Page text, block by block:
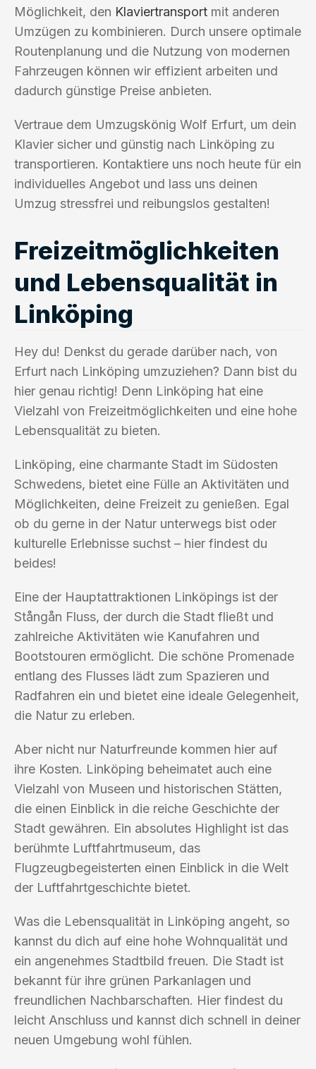
Möglichkeit, den Klaviertransport mit anderen
Umzügen zu kombinieren. Durch unsere optimale
Routenplanung und die Nutzung von modernen
Fahrzeugen können wir effizient arbeiten und
dadurch günstige Preise anbieten.
Vertraue dem Umzugskönig Wolf Erfurt, um dein
Klavier sicher und günstig nach Linköping zu
transportieren. Kontaktiere uns noch heute für ein
individuelles Angebot und lass uns deinen
Umzug stressfrei und reibungslos gestalten!
Freizeitmöglichkeiten
und Lebensqualität in
Linköping
Hey du! Denkst du gerade darüber nach, von
Erfurt nach Linköping umzuziehen? Dann bist du
hier genau richtig! Denn Linköping hat eine
Vielzahl von Freizeitmöglichkeiten und eine hohe
Lebensqualität zu bieten.
Linköping, eine charmante Stadt im Südosten
Schwedens, bietet eine Fülle an Aktivitäten und
Möglichkeiten, deine Freizeit zu genießen. Egal
ob du gerne in der Natur unterwegs bist oder
kulturelle Erlebnisse suchst – hier findest du
beides!
Eine der Hauptattraktionen Linköpings ist der
Stångån Fluss, der durch die Stadt fließt und
zahlreiche Aktivitäten wie Kanufahren und
Bootstouren ermöglicht. Die schöne Promenade
entlang des Flusses lädt zum Spazieren und
Radfahren ein und bietet eine ideale Gelegenheit,
die Natur zu erleben.
Aber nicht nur Naturfreunde kommen hier auf
ihre Kosten. Linköping beheimatet auch eine
Vielzahl von Museen und historischen Stätten,
die einen Einblick in die reiche Geschichte der
Stadt gewähren. Ein absolutes Highlight ist das
berühmte Luftfahrtmuseum, das
Flugzeugbegeisterten einen Einblick in die Welt
der Luftfahrtgeschichte bietet.
Was die Lebensqualität in Linköping angeht, so
kannst du dich auf eine hohe Wohnqualität und
ein angenehmes Stadtbild freuen. Die Stadt ist
bekannt für ihre grünen Parkanlagen und
freundlichen Nachbarschaften. Hier findest du
leicht Anschluss und kannst dich schnell in deiner
neuen Umgebung wohl fühlen.